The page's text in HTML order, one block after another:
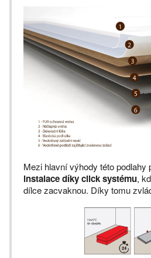
Mezi hlavní výhody této podlahy
instalace díky click systému,
dílce zacvaknou. Díky tomu